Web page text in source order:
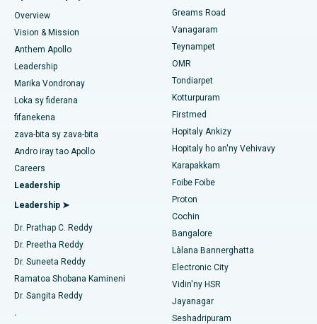
Mitadiava mpitsabo nify
Tadiavo ny Pediatrika
Mitadiava mpitsabo hoditra
Mitadiava mpitsabo urolojika
Mitadiava mpitsabo diabeta
Mitadiava Dokotera mpitsabo aretim-behivavy
Hopitaly tsara indrindra ao Paschim Boragaon, Guwahati
Hopitaly tsara indrindra ao amin'ny PH Road, Chennai
Foibe Fo Tsara Indrindra ao amin'ny Thousand Lights, Chennai
Hopitaly tsara indrindra ao Jubilee Hills, Hyderabad
Hopitaly tsara indrindra ao Tondiarpet, Chennai
Hopitaly tsara indrindra ao Kotturpuram, Chennai
Hopitaly tsara indrindra ao amin'ny Kovai Road, Karur
Hopitaly tsara indrindra ao Karapakkam, Chennai
Hopitaly tsara indrindra ao Arilova, Vizag
Hopitaly tsara indrindra ao amin'ny Lalana Kanpur, Lucknow
Hopitaly tsara indrindra ao amin'ny Sector-26, Noida
Hetsiky ny Gastrectomy
Fandidiana Lasik
Liposuction
Coronary Angiogram
Transcatheter Aortic Valve fanoloana
MitraClip Valve Repair
Fandidiana cardiac invasive kely indrindra
Catheter Ablation
Fandidiana Fanarenana ACL
Fanoloana ny soroka
Overview
Vision & Mission
Anthem Apollo
Leadership
Marika Vondronay
Loka sy fiderana
fifanekena
zava-bita sy zava-bita
Andro iray tao Apollo
Careers
Leadership
Leadership ➤
Dr. Prathap C. Reddy
Dr. Preetha Reddy
Dr. Suneeta Reddy
Ramatoa Shobana Kamineni
Dr. Sangita Reddy
.
Greams Road
Vanagaram
Teynampet
OMR
Tondiarpet
Kotturpuram
Firstmed
Hopitaly Ankizy
Hopitaly ho an'ny Vehivavy
Karapakkam
Foibe Foibe
Proton
Cochin
Bangalore
Làlana Bannerghatta
Electronic City
Vidin'ny HSR
Jayanagar
Seshadripuram